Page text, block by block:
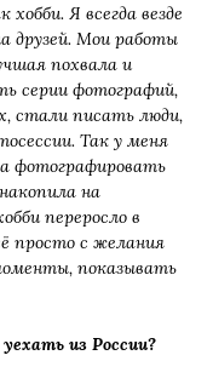
Я всегда везде
друзей. Мои работы
похвала и
серии фотографий,
стали писать люди,
Так у меня
фотографировать
на
переросло в
просто с желания
показывать
из России?